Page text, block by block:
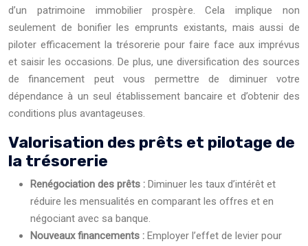
d’un patrimoine immobilier prospère. Cela implique non
seulement de bonifier les emprunts existants, mais aussi de
piloter efficacement la trésorerie pour faire face aux imprévus
et saisir les occasions. De plus, une diversification des sources
de financement peut vous permettre de diminuer votre
dépendance à un seul établissement bancaire et d’obtenir des
conditions plus avantageuses.
Valorisation des prêts et pilotage de
la trésorerie
Renégociation des prêts : Diminuer les taux d’intérêt et
réduire les mensualités en comparant les offres et en
négociant avec sa banque.
Nouveaux financements : Employer l’effet de levier pour